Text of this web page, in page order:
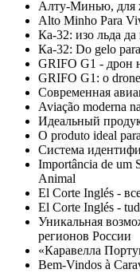
Алту-Минью, для
Alto Minho Para
Ка-32: изо льда
Ка-32: Do gelo
GRIFO G1 - дрон
GRIFO G1: o
Современная
Aviação moderna
Идеальный
O produto ideal
Система
Importância de um
Animal
El Corte Inglés -
El Corte Inglés -
Уникальная
регионов России
«Каравелла
Bem-Vindos à